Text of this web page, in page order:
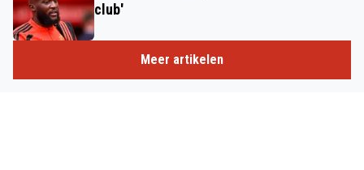
club'
Meer artikelen